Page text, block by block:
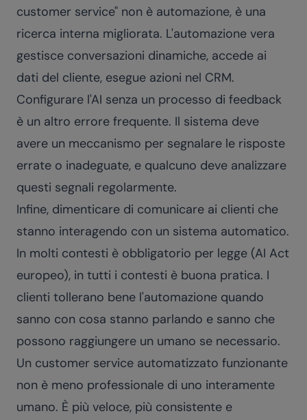
customer service" non è automazione, è una
ricerca interna migliorata. L'automazione vera
gestisce conversazioni dinamiche, accede ai
dati del cliente, esegue azioni nel CRM.
Configurare l'AI senza un processo di feedback
è un altro errore frequente. Il sistema deve
avere un meccanismo per segnalare le risposte
errate o inadeguate, e qualcuno deve analizzare
questi segnali regolarmente.
Infine, dimenticare di comunicare ai clienti che
stanno interagendo con un sistema automatico.
In molti contesti è obbligatorio per legge (AI Act
europeo), in tutti i contesti è buona pratica. I
clienti tollerano bene l'automazione quando
sanno con cosa stanno parlando e sanno che
possono raggiungere un umano se necessario.
Un customer service automatizzato funzionante
non è meno professionale di uno interamente
umano. È più veloce, più consistente e